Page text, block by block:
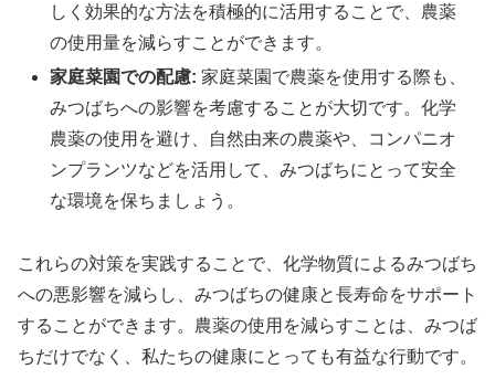
しく効果的な方法を積極的に活用することで、農薬
の使用量を減らすことができます。
家庭菜園での配慮: 家庭菜園で農薬を使用する際も、
みつばちへの影響を考慮することが大切です。化学
農薬の使用を避け、自然由来の農薬や、コンパニオ
ンプランツなどを活用して、みつばちにとって安全
な環境を保ちましょう。
これらの対策を実践することで、化学物質によるみつばち
への悪影響を減らし、みつばちの健康と長寿命をサポート
することができます。農薬の使用を減らすことは、みつば
ちだけでなく、私たちの健康にとっても有益な行動です。